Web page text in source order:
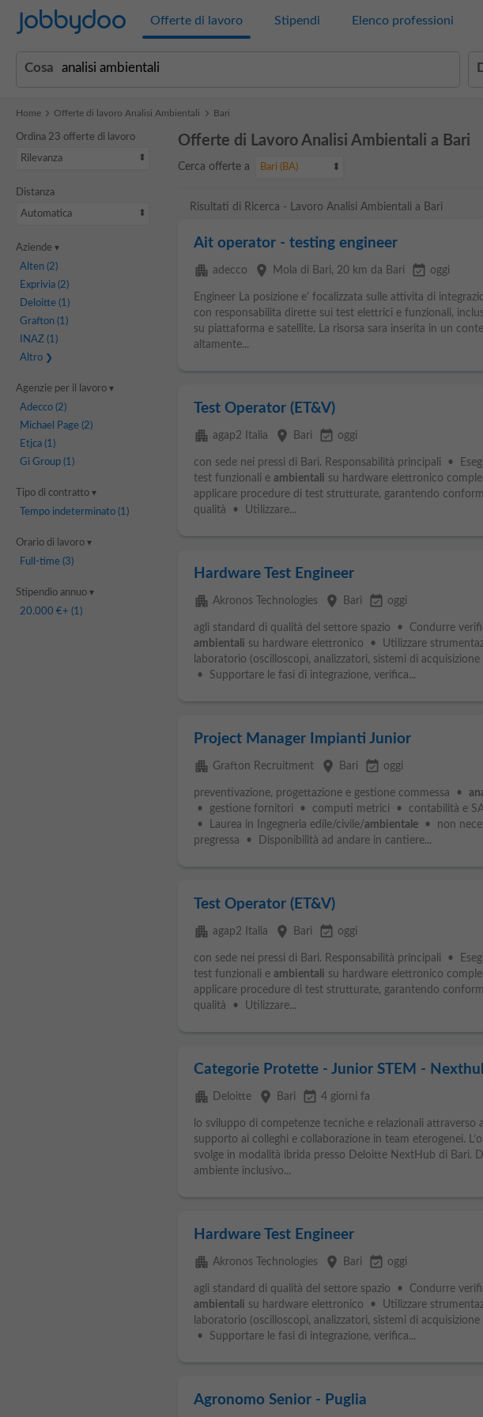
Jobbydoo Offerte di lavoro Stipendi Elenco professioni
Cosa
Home Offerte di lavoro Analisi Ambientali Bari
Ordina 23 offerte di lavoro
Rilevanza
Distanza
Automatica
Aziende
Alten(2)
Exprivia(2)
Deloitte(1)
Grafton(1)
INAZ(1)
Altro
Agenzie per il lavoro
Adecco(2)
Michael Page(2)
Etjca(1)
Gi Group(1)
Tipo di contratto
Tempo indeterminato(1)
Orario di lavoro
Full-time(3)
Stipendio annuo
20.000 €+ (1)
Offerte di Lavoro Analisi Ambientali a Bari
Cerca offerte a Bari (BA)
Risultati di Ricerca - Lavoro Analisi Ambientali a Bari
Ait operator - testing engineer
apartment adecco place Mola di Bari, 20 km da Bari event_available oggi
Engineer La posizione e' focalizzata sulle attivita di
con responsabilita dirette sui test elettrici e funzionali,
su piattaforma e satellite. La risorsa sara inserita in un
altamente...
Test Operator (ET&V)
apartment agap2 Italia place Bari event_available oggi
con sede nei pressi di Bari. Responsabilità principali •
test funzionali e ambientali su hardware elettronico
applicare procedure di test strutturate, garantendo
qualità • Utilizzare...
Hardware Test Engineer
apartment Akronos Technologies place Bari event_available oggi
agli standard di qualità del settore spazio • Condurre
ambientali su hardware elettronico • Utilizzare
laboratorio (oscilloscopi, analizzatori, sistemi di acquisizione
• Supportare le fasi di integrazione, verifica...
Project Manager Impianti Junior
apartment Grafton Recruitment place Bari event_available oggi
preventivazione, progettazione e gestione commessa •
• gestione fornitori • computi metrici • contabilità e
• Laurea in Ingegneria edile/civile/ambientale• non
pregressa • Disponibilità ad andare in cantiere...
Test Operator (ET&V)
apartment agap2 Italia place Bari event_available oggi
con sede nei pressi di Bari. Responsabilità principali •
test funzionali e ambientali su hardware elettronico
applicare procedure di test strutturate, garantendo
qualità • Utilizzare...
Categorie Protette - Junior STEM -
apartment Deloitte place Bari event_available 4 giorni fa
lo sviluppo di competenze tecniche e relazionali attraverso
supporto ai colleghi e collaborazione in team eterogenei.
svolge in modalità ibrida presso Deloitte NextHub di Bari.
ambiente inclusivo...
Hardware Test Engineer
apartment Akronos Technologies place Bari event_available oggi
agli standard di qualità del settore spazio • Condurre
ambientali su hardware elettronico • Utilizzare
laboratorio (oscilloscopi, analizzatori, sistemi di acquisizione
• Supportare le fasi di integrazione, verifica...
Agronomo Senior - Puglia